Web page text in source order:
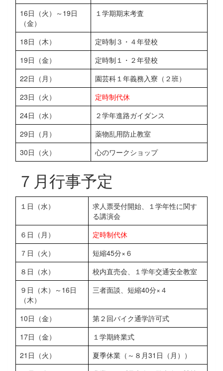
16日（火）～19日
（金）
１学期期末考査
18日（木）
定時制３・４年登校
19日（金）
定時制１・２年登校
22日（月）
園芸科１年義務入寮（２班）
23日（火）
定時制代休
24日（水）
２学年進路ガイダンス
29日（月）
薬物乱用防止教室
30日（火）
心のワークショップ
７月行事予定
１日（水）
求人票受付開始、１学年性に関す
る講演会
６日（月）
定時制代休
７日（火）
短縮45分×６
８日（水）
校内直売会、１学年交通安全教室
９日（木）～16日
（木）
三者面談、短縮40分×４
10日（金）
第２回バイク通学許可式
17日（金）
１学期終業式
21日（火）
夏季休業（～８月31日（月））